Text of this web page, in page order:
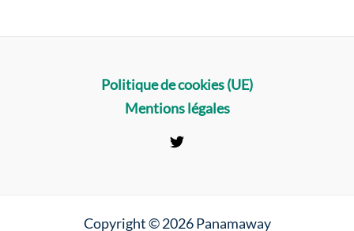
Politique de cookies (UE)
Mentions légales
Copyright © 2026 Panamaway